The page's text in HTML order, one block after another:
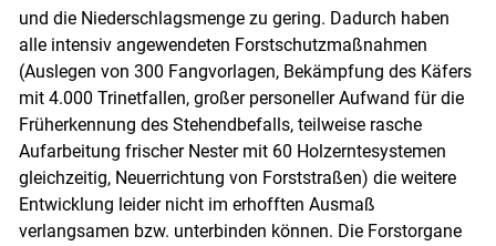
und die Niederschlagsmenge zu gering. Dadurch haben
alle intensiv angewendeten Forstschutzmaßnahmen
(Auslegen von 300 Fangvorlagen, Bekämpfung des Käfers
mit 4.000 Trinetfallen, großer personeller Aufwand für die
Früherkennung des Stehendbefalls, teilweise rasche
Aufarbeitung frischer Nester mit 60 Holzerntesystemen
gleichzeitig, Neuerrichtung von Forststraßen) die weitere
Entwicklung leider nicht im erhofften Ausmaß
verlangsamen bzw. unterbinden können. Die Forstorgane